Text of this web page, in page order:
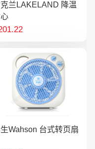
兰LAKELAND 降温
Wahson 台式转页扇